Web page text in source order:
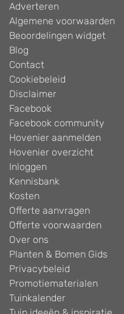
Adverteren
Algemene voorwaarden
Beoordelingen widget
Blog
Contact
Cookiebeleid
Disclaimer
Facebook
Facebook community
Hovenier aanmelden
Hovenier overzicht
Inloggen
Kennisbank
Kosten
Offerte aanvragen
Offerte voorwaarden
Over ons
Planten & Bomen Gids
Privacybeleid
Promotiematerialen
Tuinkalender